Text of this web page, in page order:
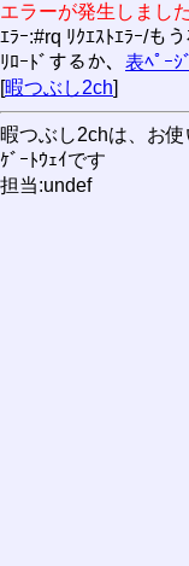
エラーが発生しました
ｴﾗｰ:#rq ﾘｸｴｽﾄｴﾗｰ/も
ﾘﾛｰﾄﾞするか、 表ﾍﾟｰｼﾞ
[暇つぶし2ch]
暇つぶし2chは、お
ｹﾞｰﾄｳｪｲです
担当:undef